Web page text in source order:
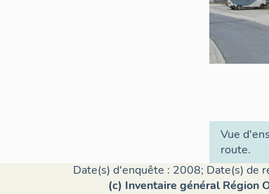
Vue
route.
Date(s) d'enquête : 2008; Date(s) de
(c) Inventaire général Région